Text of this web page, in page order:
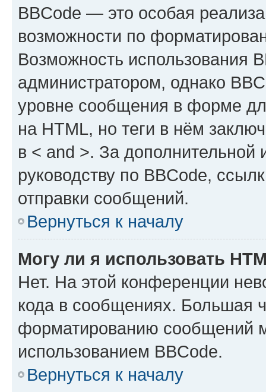
BBCode — это особая
возможности по
Возможность использования
администратором, однако
уровне сообщения в форме
на HTML, но теги в нём
в < and >. За
руководству по BBCode,
отправки сообщений.
Вернуться к началу
Могу ли я использовать
Нет. На этой конференции
кода в сообщениях. Большая
форматированию сообщений
использованием BBCode.
Вернуться к началу